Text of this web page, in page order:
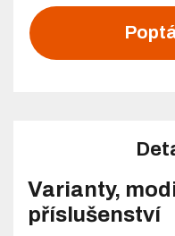
Varianty,
příslušenství